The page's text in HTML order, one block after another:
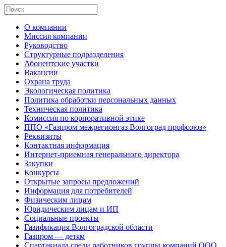
О компании
Миссия компании
Руководство
Структурные подразделения
Абонентские участки
Вакансии
Охрана труда
Экологическая политика
Политика обработки персональных данных
Техническая политика
Комиссия по корпоративной этике
ППО «Газпром межрегионгаз Волгоград профсоюз»
Реквизиты
Контактная информация
Интернет-приемная генерального директора
Закупки
Конкурсы
Открытые запросы предложений
Информация для потребителей
Физическим лицам
Юридическим лицам и ИП
Социальные проекты
Газификация Волгоградской области
Газпром — детям
Спартакиада среди работников группы компаний ООО